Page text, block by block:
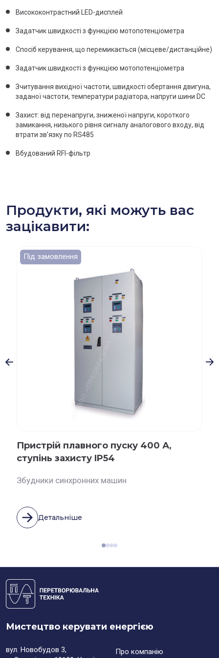
Висококонтрастний LED-дисплей
Задатчик швидкості з функцією мотопотенціометра
Спосіб керування, що перемикається (місцеве/дистанційне)
Задатчик швидкості з функцією мотопотенціометра
Зчитування вихідної частоти, швидкості обертання двигуна,
заданої частоти, температури радіатора, напруги шини DC
Захист: від перенапруги, зниженої напруги, короткого
замикання, низького рівня сигналу аналогового входу, від
втрати зв’язку по RS485
Вбудований RFI-фільтр
Продукти, які можуть вас
зацікавити:
Під замовлення
Пристрій плавного пуску 400 А,
ступінь захисту IP54
Збудники синхронних машин
Детальніше
Мистецтво керувати енергією
вул. Новобудов 3,
Про компанію